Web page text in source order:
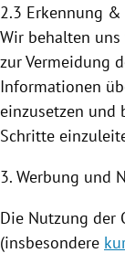
2.3 Erkennung
Wir behalten
zur Vermeidung
Informationen
einzusetzen und
Schritte
3. Werbung und
Die Nutzung der
(insbesondere